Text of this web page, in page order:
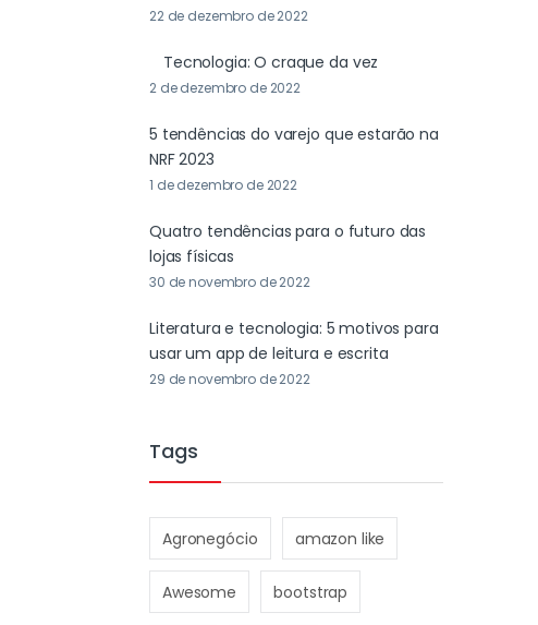
22 de dezembro de 2022
Tecnologia: O craque da vez
2 de dezembro de 2022
5 tendências do varejo que estarão na
NRF 2023
1 de dezembro de 2022
Quatro tendências para o futuro das
lojas físicas
30 de novembro de 2022
Literatura e tecnologia: 5 motivos para
usar um app de leitura e escrita
29 de novembro de 2022
Tags
Agronegócio amazon like
Awesome bootstrap